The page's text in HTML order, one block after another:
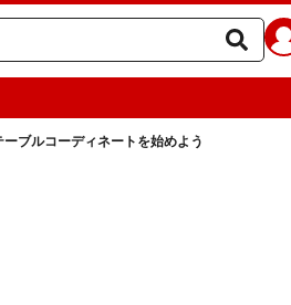
ブルコーディネートを始めよう